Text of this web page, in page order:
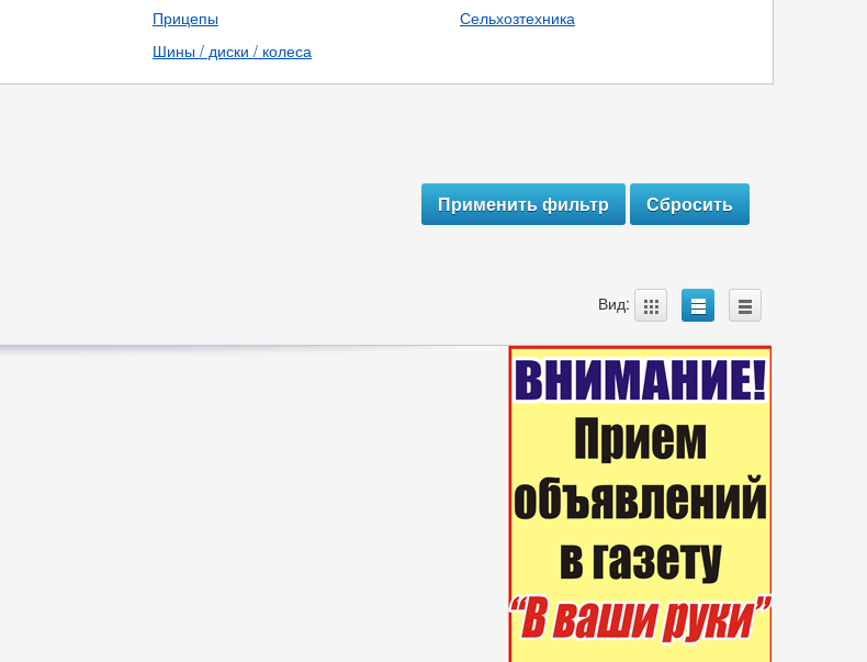
Прицепы
Шины / диски / колеса
Сельхозтехника
Вид: A B C